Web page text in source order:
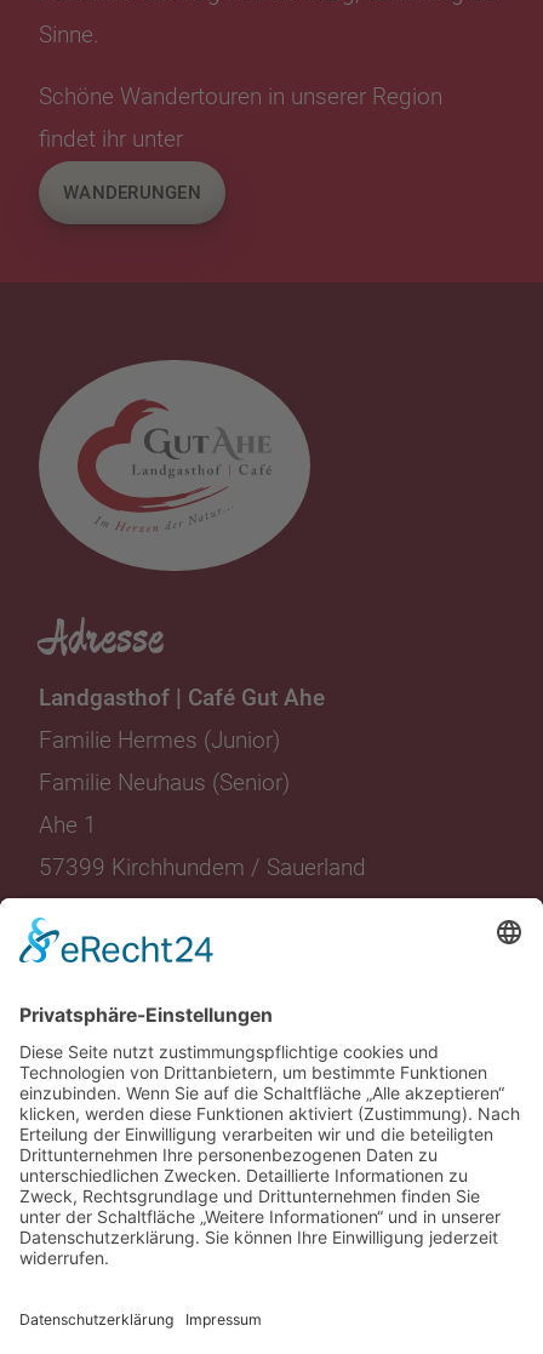
Sinne.
Schöne Wandertouren in unserer Region
findet ihr unter
WANDERUNGEN
Adresse
Landgasthof | Café Gut Ahe
Familie Hermes (Junior)
Familie Neuhaus (Senior)
Ahe 1
57399 Kirchhundem / Sauerland
Landgasthof
Restaurant
Angebote
Eventlocation
Friggen
Events
Aktuelles Freizeit
Media
Gutscheine
Karriere
Kontakt